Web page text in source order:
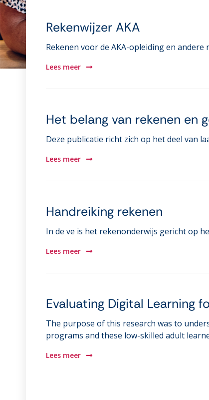
Rekenwijzer AKA
Rekenen voor de AKA-opleiding en andere
Lees meer
Het belang van rekenen en
Deze publicatie richt zich op het deel van
Lees meer
Handreiking rekenen
In de ve is het rekenonderwijs gericht op
Lees meer
Evaluating Digital Learning
The purpose of this research was to
programs and these low-skilled adult
Lees meer